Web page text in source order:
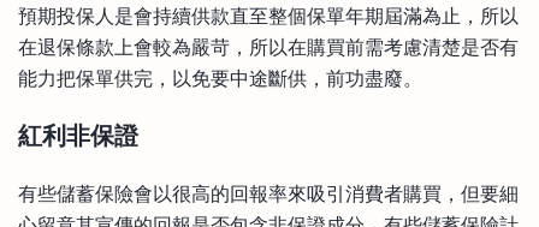
預期投保人是會持續供款直至整個保單年期屆滿為止，所以
在退保條款上會較為嚴苛，所以在購買前需考慮清楚是否有
能力把保單供完，以免要中途斷供，前功盡廢。
紅利非保證
有些儲蓄保險會以很高的回報率來吸引消費者購買，但要細